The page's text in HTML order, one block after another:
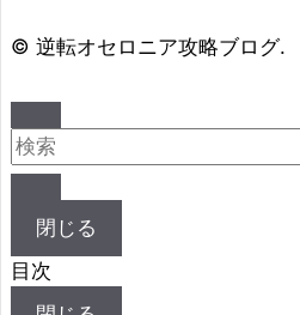
© 逆転オセロニア攻略ブログ.
閉じる
目次